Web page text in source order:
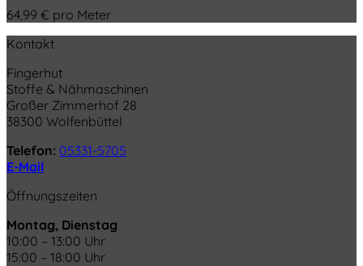
64,99 € pro Meter
Kontakt
Fingerhut
Stoffe & Nähmaschinen
Großer Zimmerhof 28
38300 Wolfenbüttel
Telefon: 05331-5705
E-Mail
Öffnungszeiten
Montag, Dienstag
10:00 – 13:00 Uhr
15:00 – 18:00 Uhr